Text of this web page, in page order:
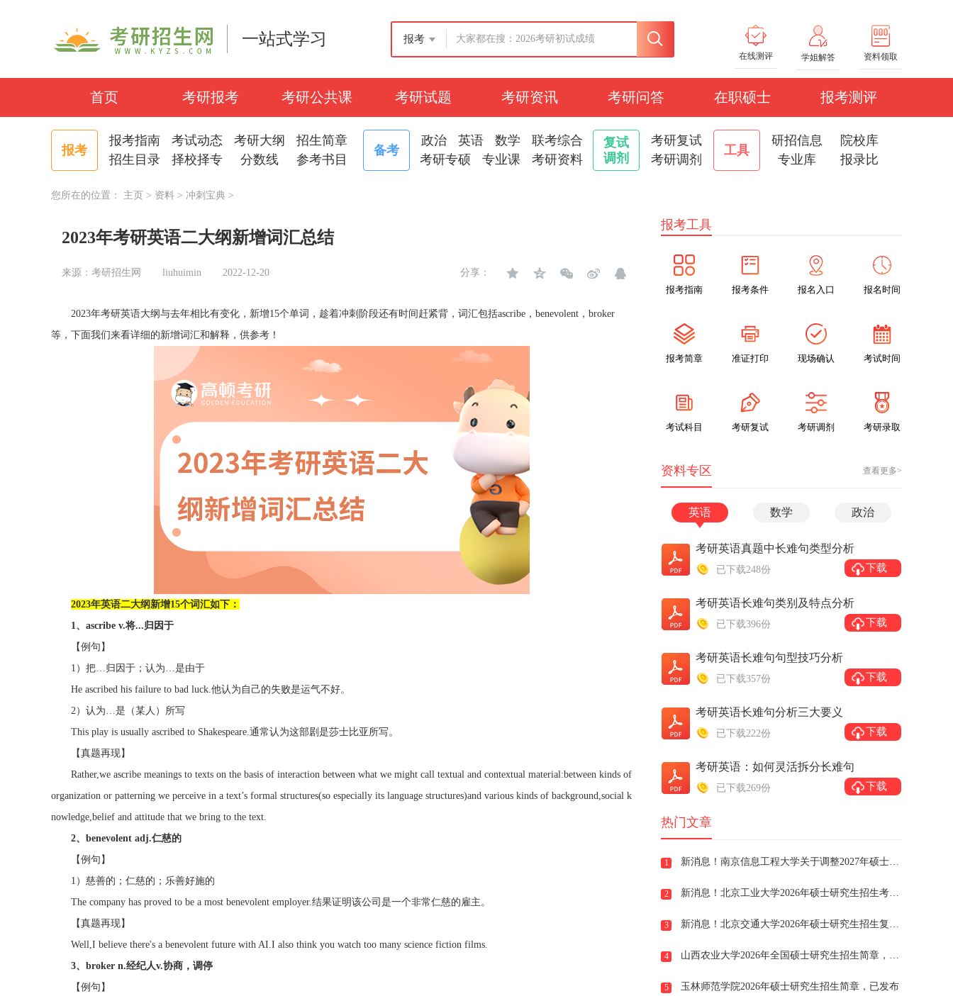
一站式学习 报考
在线测评 学姐解答 资料领取
首页 考研报考 考研公共课 考研试题 考研资讯 考研问答 在职硕士 报考测评
报考
报考指南 考试动态 考研大纲
招生简章
招生目录
择校择专 分数线 参考书目
备考
政治 英语 数学
联考综合
考研专硕
专业课 考研资料
复试
调剂
考研复试
考研调剂
工具
研招信息
院校库
专业库
报录比
您所在的位置： 主页 > 资料 > 冲刺宝典 >
2023年考研英语二大纲新增词汇总结
来源：考研招生网 liuhuimin 2022-12-20 分享：
2023年考研英语大纲与去年相比有变化，新增15个单词，趁着冲刺阶段还有时间赶紧背，词汇包括ascribe，benevolent，broker
等，下面我们来看详细的新增词汇和解释，供参考！
2023年英语二大纲新增15个词汇如下：
1、ascribe v.将...归因于
【例句】
1）把…归因于；认为…是由于
He ascribed his failure to bad luck.他认为自己的失败是运气不好。
2）认为…是（某人）所写
This play is usually ascribed to Shakespeare.通常认为这部剧是莎士比亚所写。
【真题再现】
Rather,we ascribe meanings to texts on the basis of interaction between what we might call textual and contextual material:between kinds of
organization or patterning we perceive in a text’s formal structures(so especially its language structures)and various kinds of background,social k
nowledge,belief and attitude that we bring to the text.
2、benevolent adj.仁慈的
【例句】
1）慈善的；仁慈的；乐善好施的
The company has proved to be a most benevolent employer.结果证明该公司是一个非常仁慈的雇主。
【真题再现】
Well,I believe there's a benevolent future with AI.I also think you watch too many science fiction films.
3、broker n.经纪人v.协商，调停
【例句】
报考工具
报考指南 报考条件 报名入口 报名时间
报考简章 准证打印 现场确认 考试时间
考试科目 考研复试 考研调剂 考研录取
资料专区 查看更多>
英语 数学 政治
考研英语真题中长难句类型分析
已下载248份 下载
考研英语长难句类别及特点分析
已下载396份 下载
考研英语长难句句型技巧分析
已下载357份 下载
考研英语长难句分析三大要义
已下载222份 下载
考研英语：如何灵活拆分长难句
已下载269份 下载
热门文章
1 新消息！南京信息工程大学关于调整2027年硕士研究生招生考试部分专业初试科目的通知
2 新消息！北京工业大学2026年硕士研究生招生考试复试分数线
3 新消息！北京交通大学2026年硕士研究生招生复试分数线
4 山西农业大学2026年全国硕士研究生招生简章，已发布
5 玉林师范学院2026年硕士研究生招生简章，已发布